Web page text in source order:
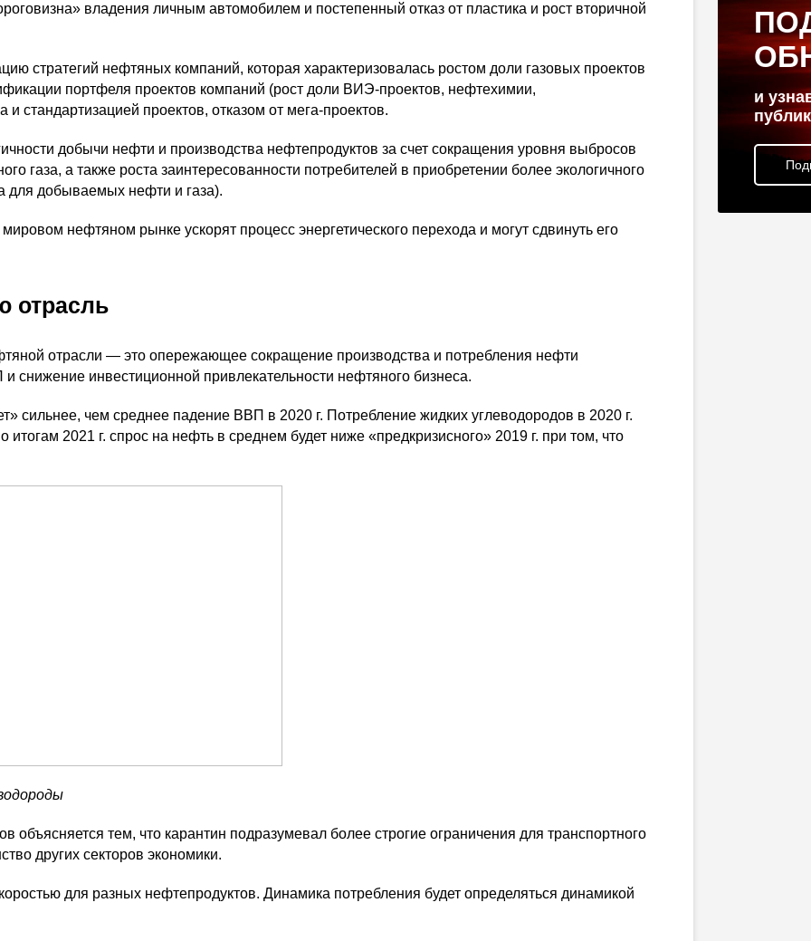
владения личным автомобилем и постепенный отказ от пластика и рост вторичной
стратегий нефтяных компаний, которая характеризовалась ростом доли газовых проектов
портфеля проектов компаний (рост доли ВИЭ-проектов, нефтехимии,
и стандартизацией проектов, отказом от мега-проектов.
добычи нефти и производства нефтепродуктов за счет сокращения уровня выбросов
газа, а также роста заинтересованности потребителей в приобретении более экологичного
для добываемых нефти и газа).
нефтяном рынке ускорят процесс энергетического перехода и могут сдвинуть его
отрасль
отрасли — это опережающее сокращение производства и потребления нефти
инвестиционной привлекательности нефтяного бизнеса.
сильнее, чем среднее падение ВВП в 2020 г. Потребление жидких углеводородов в 2020 г.
2021 г. спрос на нефть в среднем будет ниже «предкризисного» 2019 г. при том, что
тем, что карантин подразумевал более строгие ограничения для транспортного
других секторов экономики.
для разных нефтепродуктов. Динамика потребления будет определяться динамикой
и